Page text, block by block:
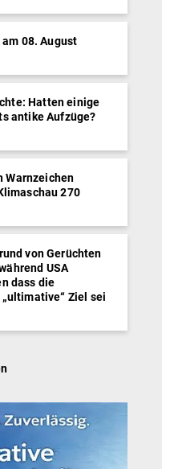
08. August
Hatten einige
antike Aufzüge?
Warnzeichen
270
von Gerüchten
USA
dass die
Ziel sei